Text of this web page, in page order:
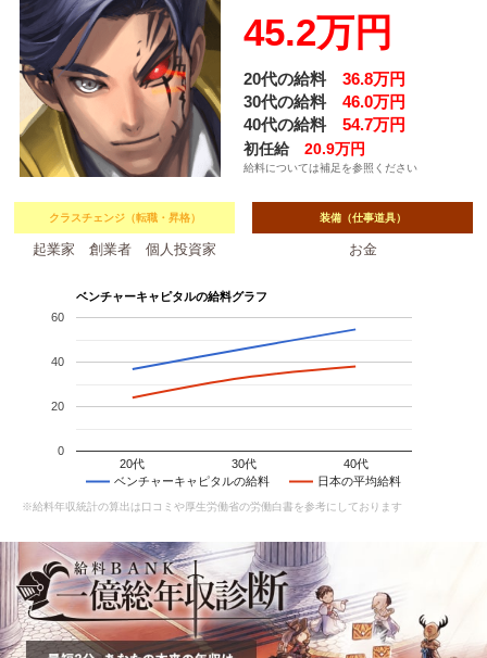
45.2万円
20代の給料 36.8万円
30代の給料 46.0万円
40代の給料 54.7万円
初任給 20.9万円
給料については補足を参照ください
クラスチェンジ（転職・昇格）
起業家 創業者 個人投資家
装備（仕事道具）
お金
ベンチャーキャピタルの給料グラフ
ベンチャーキャピタルの給料 日本の平均給料
20代 30代 40代
0
20
40
60
※給料年収統計の算出は口コミや厚生労働省の労働白書を参考にしております